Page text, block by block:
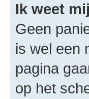
Ik weet
Geen
is wel een
pagina
op het